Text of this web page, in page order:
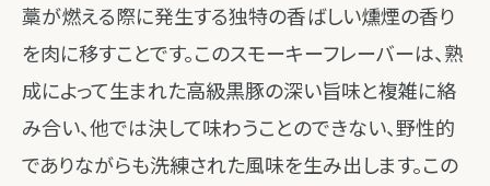
藁が燃える際に発生する独特の香ばしい燻煙の香り
を肉に移すことです。このスモーキーフレーバーは、熟
成によって生まれた高級黒豚の深い旨味と複雑に絡
み合い、他では決して味わうことのできない、野性的
でありながらも洗練された風味を生み出します。この